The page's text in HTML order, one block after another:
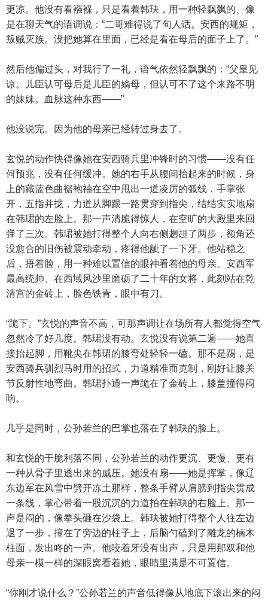
更凉。他没有看襁褓，只是看着韩玦，用一种轻飘飘的、像
是在聊天气的语调说：“二哥难得说了句人话。安西的规矩，
叛贼灭族。没把她算在里面，已经是看在母后的面子上了。”
然后他偏过头，对我行了一礼，语气依然轻飘飘的：“父皇见
谅。儿臣认可母后是儿臣的嫡母，但认可不了这个来路不明
的妹妹。血脉这种东西——”
他没说完。因为他的母亲已经转过身去了。
玄悦的动作快得像她在安西骑兵里冲锋时的习惯——没有任
何预兆，没有任何缓冲。她的右手从腰间抬起来的时候，身
上的藏蓝色曲裾袍袖在空中甩出一道凌厉的弧线，手掌张
开，五指并拢，力道从脚跟一路贯穿到指尖，结结实实地扇
在韩珺的左脸上。那一声清脆得惊人，在空旷的大殿里来回
弹了三次。韩珺被她打得整个人向右侧趔趄了两步，额角还
没愈合的旧伤被震动牵动，疼得他龇了一下牙。他站稳之
后，捂着脸，用一种难以置信的眼神看着他的母亲。安西军
最高统帅、在西域风沙里磨砺了二十年的女将，此刻站在乾
清宫的金砖上，脸色铁青，眼中有刀。
“跪下。”玄悦的声音不高，可那声调让在场所有人都觉得空气
忽然冷了好几度。韩珺没有动。玄悦没有说第二遍——她直
接抬起脚，用靴尖在韩珺的膝弯处轻轻一磕。那不是踢，是
安西骑兵驯烈马时用的招式，力道精准而克制，刚好让膝关
节反射性地弯曲。韩珺扑通一声跪在了金砖上，膝盖撞得闷
响。
几乎是同时，公孙若兰的巴掌也落在了韩玦的脸上。
和玄悦的干脆利落不同，公孙若兰的动作更沉、更慢、更有
一种从骨子里透出来的威压。她没有扇——她是挥掌，像辽
东边军在风雪中劈开冻土那样，整条手臂从肩膀到指尖贯成
一条线，掌心带着一股沉沉的力道拍在韩玦的右脸上。那一
声是闷的，像拳头砸在沙袋上。韩玦被她打得整个人往左边
退了一步，撞在了旁边的柱子上，后脑勺磕到了雕龙的楠木
柱面，发出咚的一声。他咬着牙没有出声，只是用那双和他
母亲一模一样的深眼窝看着她，眼睛里满是不可置信。
“你刚才说什么？”公孙若兰的声音低得像从地底下滚出来的闷